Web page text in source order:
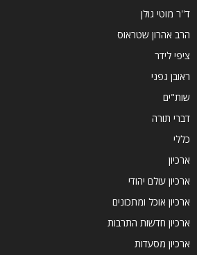
ד''ר מוטי גולן
הרב אהרון שטראוס
ציפי לידר
ראובן גפני
שות"ים
דברי תורה
כללי
ארכיון
ארכיון עולם יהודי
ארכיון אוכל ומתכונים
ארכיון חדשות התרבות
ארכיון מסעדות